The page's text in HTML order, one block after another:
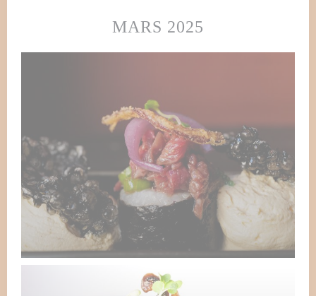
MARS 2025